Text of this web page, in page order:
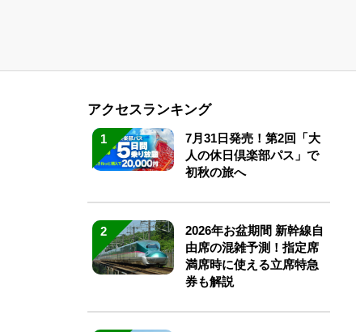
アクセスランキング
1
7月31日発売！第2回「大
人の休日倶楽部パス」で
初秋の旅へ
2
2026年お盆期間 新幹線自
由席の混雑予測！指定席
満席時に使える立席特急
券も解説